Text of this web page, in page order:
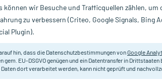
Nur für kurze Zeit:Gratis-Versand* ab 19€
500 g Pflanzliches
Darreichung:
können wir Besuche und Trafficquellen zählen,
zu verbessern (Criteo, Google Signals, Bing
Plugin).
hin, dass die Datenschutzbestimmungen vonGoogle
gem. EU-DSGVO genügen und ein Datentransfer in
Daten dort verarbeitet werden, kann nicht geprüft und